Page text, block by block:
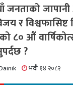
जनताको
र विश्वफासिष्ट
८० औं
?
भदौ १४ २०८२